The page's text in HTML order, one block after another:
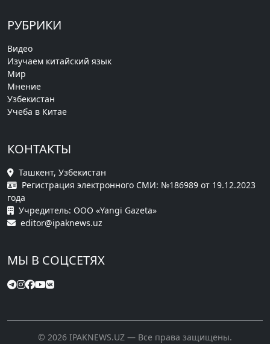
РУБРИКИ
Видео
Изучаем китайский язык
Мир
Мнение
Узбекистан
Учеба в Китае
КОНТАКТЫ
Ташкент, Узбекистан
Регистрация электронного СМИ: №186989 от 19.12.2023
года
Учредитель: ООО «Yangi Gazeta»
editor@ipaknews.uz
МЫ В СОЦСЕТЯХ
© 2026 IPAKNEWS.UZ — Все права защищены.